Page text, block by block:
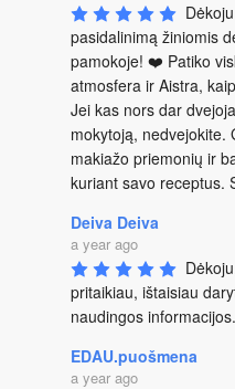
pasidalinimą žiniomis
pamokoje! ❤️ Patiko
atmosfera ir Aistra,
Jei kas nors dar
mokytoją, nedvejokite.
makiažo priemonių ir
kuriant savo receptus.
Deiva Deiva
a year ago
pritaikiau, ištaisiau
naudingos
EDAU.puošmena
a year ago